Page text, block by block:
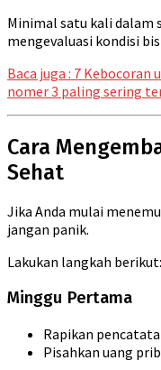
Minimal satu kali dalam
mengevaluasi kondisi
Baca juga : 7 Kebocoran
nomer 3 paling sering
Cara
Sehat
Jika Anda mulai
jangan panik.
Lakukan langkah berikut:
Minggu Pertama
Rapikan
Pisahkan uang